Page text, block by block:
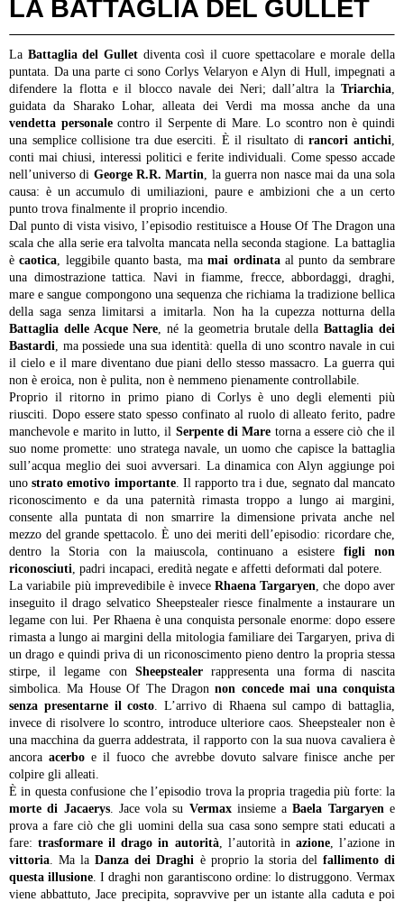
LA BATTAGLIA DEL GULLET
La Battaglia del Gulletdiventa così il cuore spettacolare e morale della
puntata. Da una parte ci sono Corlys Velaryon e Alyn di Hull, impegnati a
difendere la flotta e il blocco navale dei Neri; dall’altra la Triarchia,
guidata da Sharako Lohar, alleata dei Verdi ma mossa anche da una
vendetta personalecontro il Serpente di Mare. Lo scontro non è quindi
una semplice collisione tra due eserciti. È il risultato dirancori antichi,
conti mai chiusi, interessi politici e ferite individuali. Come spesso accade
nell’universo di George R.R. Martin, la guerra non nasce mai da una sola
causa: è un accumulo di umiliazioni, paure e ambizioni che a un certo
punto trova finalmente il proprio incendio.
Dal punto di vista visivo, l’episodio restituisce a House Of The Dragon una
scala che alla serie era talvolta mancata nella seconda stagione. La battaglia
ècaotica, leggibile quanto basta, mamai ordinataal punto da sembrare
una dimostrazione tattica. Navi in fiamme, frecce, abbordaggi, draghi,
mare e sangue compongono una sequenza che richiama la tradizione bellica
della saga senza limitarsi a imitarla. Non ha la cupezza notturna della
Battaglia delle Acque Nere, né la geometria brutale dellaBattaglia dei
Bastardi, ma possiede una sua identità: quella di uno scontro navale in cui
il cielo e il mare diventano due piani dello stesso massacro. La guerra qui
non è eroica, non è pulita, non è nemmeno pienamente controllabile.
Proprio il ritorno in primo piano di Corlys è uno degli elementi più
riusciti. Dopo essere stato spesso confinato al ruolo di alleato ferito, padre
manchevole e marito in lutto, il Serpente di Mare torna a essere ciò che il
suo nome promette: uno stratega navale, un uomo che capisce la battaglia
sull’acqua meglio dei suoi avversari. La dinamica con Alyn aggiunge poi
unostrato emotivo importante. Il rapporto tra i due, segnato dal mancato
riconoscimento e da una paternità rimasta troppo a lungo ai margini,
consente alla puntata di non smarrire la dimensione privata anche nel
mezzo del grande spettacolo. È uno dei meriti dell’episodio: ricordare che,
dentro la Storia con la maiuscola, continuano a esistere figli non
riconosciuti, padri incapaci, eredità negate e affetti deformati dal potere.
La variabile più imprevedibile è invece Rhaena Targaryen, che dopo aver
inseguito il drago selvatico Sheepstealer riesce finalmente a instaurare un
legame con lui. Per Rhaena è una conquista personale enorme: dopo essere
rimasta a lungo ai margini della mitologia familiare dei Targaryen, priva di
un drago e quindi priva di un riconoscimento pieno dentro la propria stessa
stirpe, il legame con Sheepstealerrappresenta una forma di nascita
simbolica. Ma House Of The Dragonnon concede mai una conquista
senza presentarne il costo. L’arrivo di Rhaena sul campo di battaglia,
invece di risolvere lo scontro, introduce ulteriore caos. Sheepstealer non è
una macchina da guerra addestrata, il rapporto con la sua nuova cavaliera è
ancora acerbo e il fuoco che avrebbe dovuto salvare finisce anche per
colpire gli alleati.
È in questa confusione che l’episodio trova la propria tragedia più forte: la
morte di Jacaerys. Jace vola su Vermaxinsieme aBaela Targaryene
prova a fare ciò che gli uomini della sua casa sono sempre stati educati a
fare:trasformare il drago in autorità, l’autorità in azione, l’azione in
vittoria. Ma laDanza dei Draghi è proprio la storia del fallimento di
questa illusione. I draghi non garantiscono ordine: lo distruggono. Vermax
viene abbattuto, Jace precipita, sopravvive per un istante alla caduta e poi